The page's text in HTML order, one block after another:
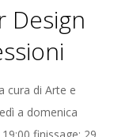
Design
cura di Arte e
a domenica